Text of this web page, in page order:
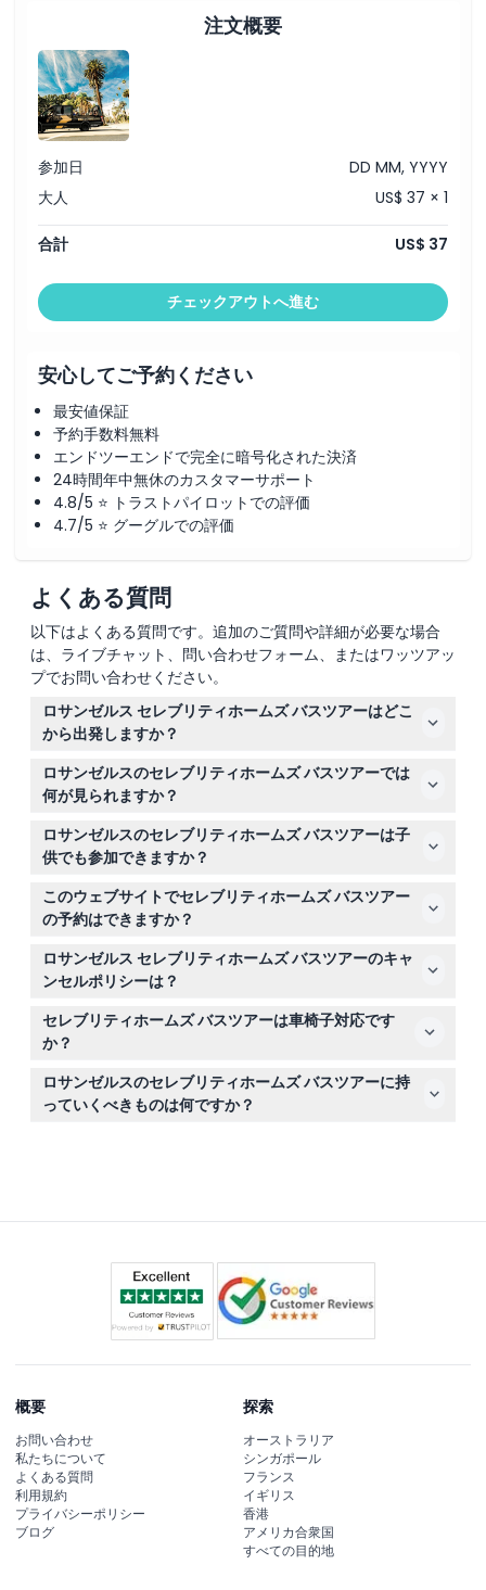
場所
引換方法
キャンセルポリシー
注文概要
参加日
DD MM, YYYY
大人
US$ 37 × 1
合計 US$ 37
チェックアウトへ進む
安心してご予約ください
最安値保証
予約手数料無料
エンドツーエンドで完全に暗号化された決済
24時間年中無休のカスタマーサポート
4.8/5 ⭐ トラストパイロットでの評価
4.7/5 ⭐ グーグルでの評価
よくある質問
以下はよくある質問です。追加のご質問や詳細が必要な場合
は、ライブチャット、問い合わせフォーム、またはワッツアッ
プでお問い合わせください。
ロサンゼルス セレブリティホームズ バスツアーはどこ
から出発しますか？
ツアーはロサンゼルスのハリウッド大通り6801番地にあ
るTCLチャイニーズシアターから出発します。
ロサンゼルスのセレブリティホームズ バスツアーでは
何が見られますか？
ハリウッドヒルズ、ビバリーヒルズ、ロデオドライブを巡
り、豪華なセレブの家、有名な撮影場所、ハリウッドサイ
ン、グリフィス天文台、サンフェルナンドバレーやユニバ
ーサルスタジオの景色をご覧いただけます。
ロサンゼルスのセレブリティホームズ バスツアーは子
供でも参加できますか？
3歳未満の子供は無料ですが、16歳未満は常に料金を支払
う大人の同伴が必要です。
このウェブサイトでセレブリティホームズ バスツアー
の予約はできますか？
はい、こちらのウェブサイトで空き状況を確認し、簡単に
ご予約いただけます。
ロサンゼルス セレブリティホームズ バスツアーのキャ
ンセルポリシーは？
追加料金を避けるためには、旅行日の少なくとも24時間
前までにキャンセルする必要があります。この期間を過ぎ
た場合のキャンセルは返金されません。
セレブリティホームズ バスツアーは車椅子対応です
か？
いいえ、このツアーは車椅子対応ではありません。
ロサンゼルスのセレブリティホームズ バスツアーに持
っていくべきものは何ですか？
概要
お問い合わせ
私たちについて
よくある質問
利用規約
プライバシーポリシー
ブログ
探索
オーストラリア
シンガポール
フランス
イギリス
香港
アメリカ合衆国
すべての目的地